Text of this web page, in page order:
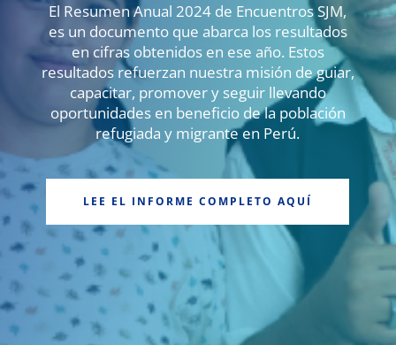
El Resumen Anual 2024 de Encuentros SJM,
es un documento que abarca los resultados
en cifras obtenidos en ese año. Estos
resultados refuerzan nuestra misión de guiar,
capacitar, promover y seguir llevando
oportunidades en beneficio de la población
refugiada y migrante en Perú.
LEE EL INFORME COMPLETO AQUÍ